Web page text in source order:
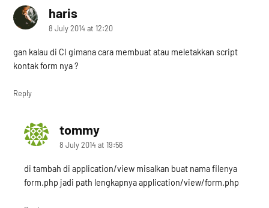
harissays:
8 July 2014 at 12:20
gan kalau di CI gimana cara membuat atau meletakkan script
kontak form nya ?
Reply
tommysays:
8 July 2014 at 19:56
di tambah di application/view misalkan buat nama filenya
form.php jadi path lengkapnya application/view/form.php